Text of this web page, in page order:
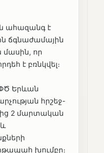
ին ահազանգ է
ճգնաժամային
որ
է բռնկվել։
Երևան
հրշեջ-
2 մարտական
խումբը։